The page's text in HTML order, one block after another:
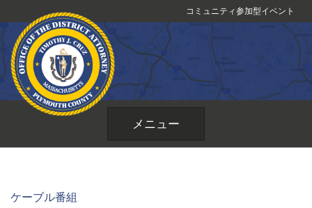
ン
テ
ツ
コミュニティ参加型イベント
メニュー
ケーブル番組